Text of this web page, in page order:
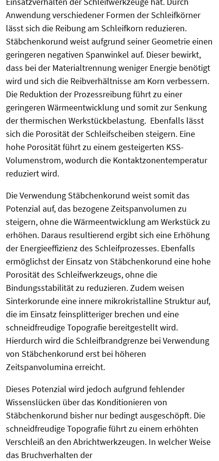
Anwendung verschiedener Formen der Schleifkörner
lässt sich die Reibung am Schleifkorn reduzieren.
Stäbchenkorund weist aufgrund seiner Geometrie einen
geringeren negativen Spanwinkel auf. Dieser bewirkt,
dass bei der Materialtrennung weniger Energie benötigt
wird und sich die Reibverhältnisse am Korn verbessern.
Die Reduktion der Prozessreibung führt zu einer
geringeren Wärmeentwicklung und somit zur Senkung
der thermischen Werkstückbelastung. Ebenfalls lässt
sich die Porosität der Schleifscheiben steigern. Eine
hohe Porosität führt zu einem gesteigerten KSS-
Volumenstrom, wodurch die Kontaktzonentemperatur
reduziert wird.
Die Verwendung Stäbchenkorund weist somit das
Potenzial auf, das bezogene Zeitspanvolumen zu
steigern, ohne die Wärmeentwicklung am Werkstück zu
erhöhen. Daraus resultierend ergibt sich eine Erhöhung
der Energieeffizienz des Schleifprozesses. Ebenfalls
ermöglichst der Einsatz von Stäbchenkorund eine hohe
Porosität des Schleifwerkzeugs, ohne die
Bindungsstabilität zu reduzieren. Zudem weisen
Sinterkorunde eine innere mikrokristalline Struktur auf,
die im Einsatz feinsplitteriger brechen und eine
schneidfreudige Topografie bereitgestellt wird.
Hierdurch wird die Schleifbrandgrenze bei Verwendung
von Stäbchenkorund erst bei höheren
Zeitspanvolumina erreicht.
Dieses Potenzial wird jedoch aufgrund fehlender
Wissenslücken über das Konditionieren von
Stäbchenkorund bisher nur bedingt ausgeschöpft. Die
schneidfreudige Topografie führt zu einem erhöhten
Verschleiß an den Abrichtwerkzeugen. In welcher Weise
das Bruchverhalten der